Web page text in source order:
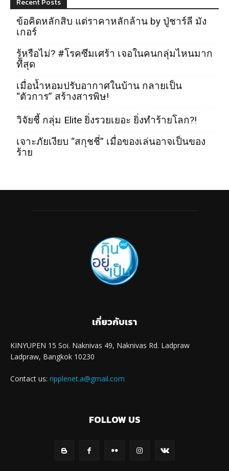
ข้อคิดหลักสิบ แต่ราคาหลักล้าน by ปู่ชาร์ลี มัง
เกอร์
รู้หรือไม่? #โรคซึมเศร้า เจอในคนกลุ่มไหนมาก
ที่สุด
เมื่อน้ำหอมปรับอากาศในบ้าน กลายเป็น
“ตัวการ” สร้างสารพิษ!
วิจัยชี้ กลุ่ม Elite ยิ่งรวยเยอะ ยิ่งทำร้ายโลก?!
เจาะภัยเงียบ “สกุชชี่” เมื่อของเล่นอาจเป็นของ
ร้าย
เกี่ยวกับเรา
KINYUPEN 15 Soi. Naknivas 49, Naknivas Rd. Ladpraw
Ladpraw, Bangkok 10230
Contact us: ripplenet.a@gmail.com
FOLLOW US